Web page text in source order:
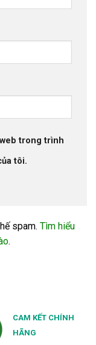
trong trình
tôi.
spam. Tìm hiểu
.
CAM KẾT CHÍNH
HÃNG